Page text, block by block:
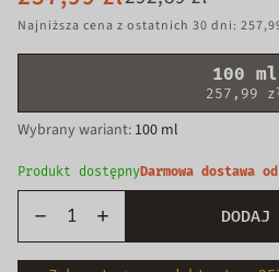
Najniższa cena z ostatnich 30 dni:
100 ml
257,99
Wybrany wariant: 100 ml
Produkt dostępnyDarmowa dostawa
DODAJ